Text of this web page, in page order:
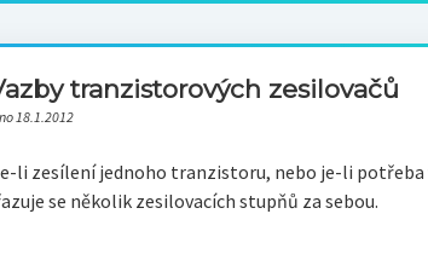
tranzistorových zesilovačů
18.1.2012
li zesílení jednoho tranzistoru, nebo je-li
se několik zesilovacích stupňů za sebou.